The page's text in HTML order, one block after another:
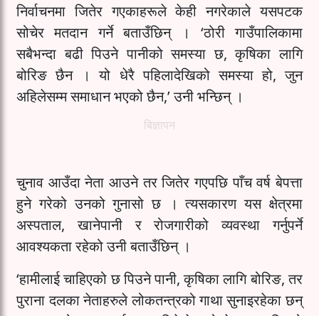
निर्वाचनमा जितेर गएकाहरूले केही नगरेकाले यसपटक
सोचेर मतदान गर्ने बताउँछिन् । ‘ठोरी गाउँपालिकामा
सबैभन्दा बढी पिउने पानीको समस्या छ, कृषिका लागि
बोरिङ छैन । यो धेरै पहिलादेखिको समस्या हो, जुन
अहिलेसम्म समाधान भएको छैन,’ उनी भन्छिन् ।
बिज्ञापन
चुनाव आउँदा नेता आउने तर जितेर गएपछि पाँच वर्ष बेपत्ता
हुने गरेको उनको गुनासो छ । त्यसकारण यस क्षेत्रमा
अस्पताल, खानेपानी र रोजगारीको व्यवस्था गर्नुपर्ने
आवश्यकता रहेको उनी बताउँछिन् ।
‘हामीलाई चाहिएको छ पिउने पानी, कृषिका लागि बोरिङ, तर
पुराना दलका नेताहरुले लोकतन्त्रको गाथा सुनाइरहेका छन्